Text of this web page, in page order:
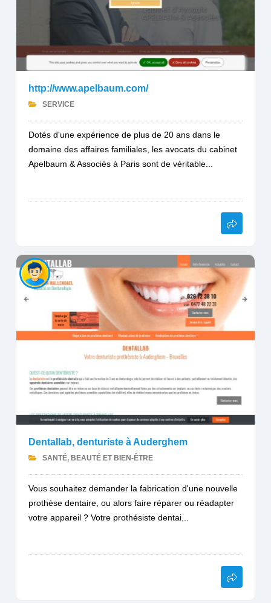
http://www.apelbaum.com/
SERVICE
Dotés d'une expérience de plus de 20 ans dans le
domaine des affaires familiales, les avocats du cabinet
Apelbaum & Associés à Paris sont de véritable...
Dentallab, denturiste à Auderghem
SANTÉ, BEAUTÉ ET BIEN-ÊTRE
Vous souhaitez demander la fabrication d'une nouvelle
prothèse dentaire, ou alors faire réparer ou réadapter
votre appareil ? Votre prothésiste dentai...